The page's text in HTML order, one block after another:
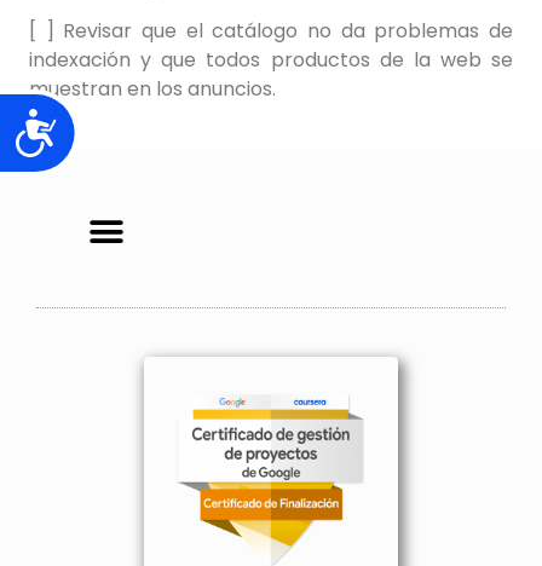
Accesibilidad
[ ] Revisar que el catálogo no da problemas de
indexación y que todos productos de la web se
muestran en los anuncios.